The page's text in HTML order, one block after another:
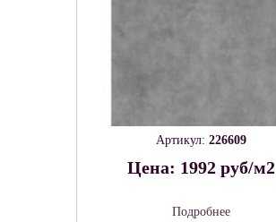
Артикул: 226609
Цена: 1992 руб/м2
Подробнее